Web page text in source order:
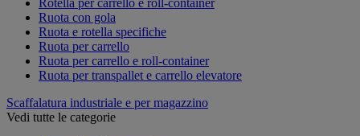
Ruota con gola
Ruota e rotella specifiche
Ruota per carrello
Ruota per carrello e roll-container
Ruota per transpallet e carrello elevatore
Scaffalatura industriale e per magazzino
Vedi tutte le categorie